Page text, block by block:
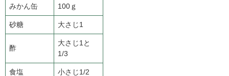
みかん缶 100ｇ
砂糖 大さじ1
酢
大さじ1と
1/3
食塩 小さじ1/2